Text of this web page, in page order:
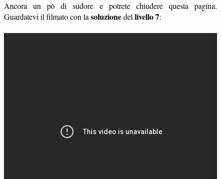
Ancora un pò di sudore e potrete chiudere questa pagina.
Guardatevi il filmato con la soluzionedel livello 7: